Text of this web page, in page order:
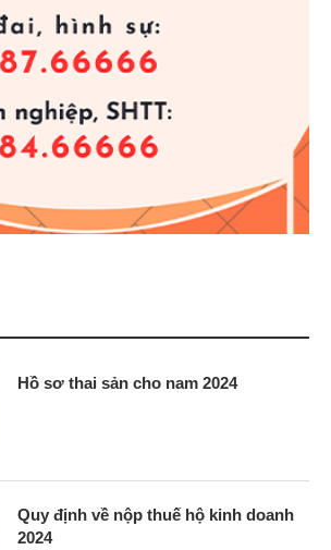
Hồ sơ thai sản cho nam 2024
Quy định về nộp thuế hộ kinh doanh
2024